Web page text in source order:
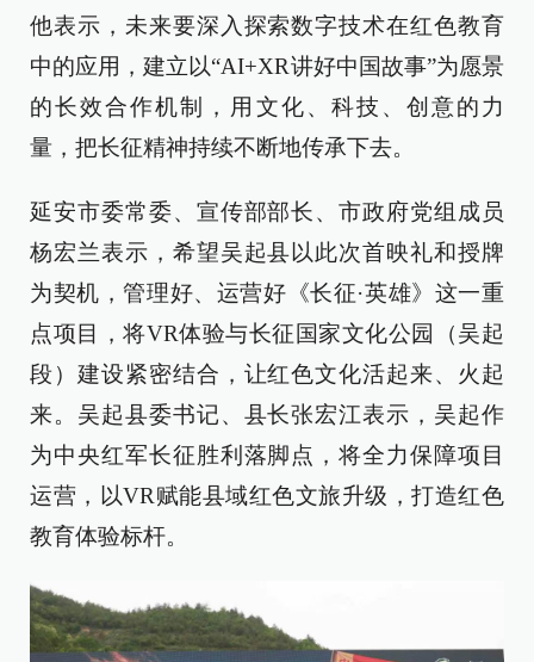
他表示，未来要深入探索数字技术在红色教育
中的应用，建立以“AI+XR讲好中国故事”为愿景
的长效合作机制，用文化、科技、创意的力
量，把长征精神持续不断地传承下去。
延安市委常委、宣传部部长、市政府党组成员
杨宏兰表示，希望吴起县以此次首映礼和授牌
为契机，管理好、运营好《长征·英雄》这一重
点项目，将VR体验与长征国家文化公园（吴起
段）建设紧密结合，让红色文化活起来、火起
来。吴起县委书记、县长张宏江表示，吴起作
为中央红军长征胜利落脚点，将全力保障项目
运营，以VR赋能县域红色文旅升级，打造红色
教育体验标杆。